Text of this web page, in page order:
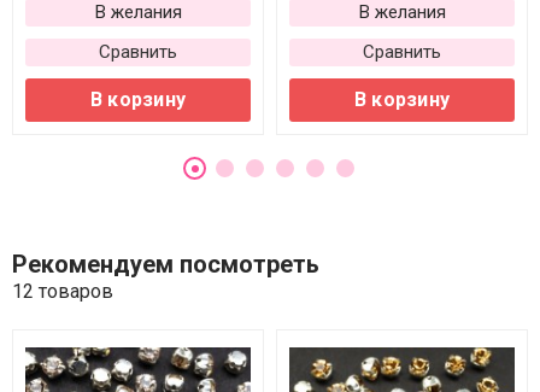
В желания
Сравнить
В корзину
В желания
Сравнить
В корзину
Рекомендуем посмотреть
12 товаров